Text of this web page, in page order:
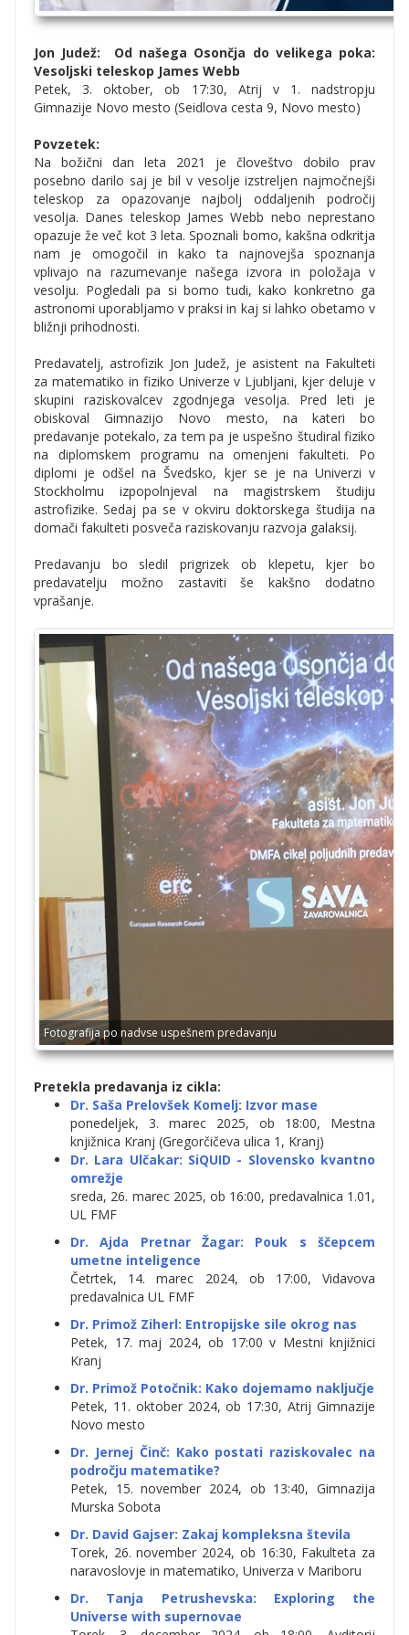
Jon Judež: Od našega Osončja do velikega poka:
Vesoljski teleskop James Webb
Petek, 3. oktober, ob 17:30, Atrij v 1. nadstropju
Gimnazije Novo mesto (Seidlova cesta 9, Novo mesto)
Povzetek:
Na božični dan leta 2021 je človeštvo dobilo prav
posebno darilo saj je bil v vesolje izstreljen najmočnejši
teleskop za opazovanje najbolj oddaljenih področij
vesolja. Danes teleskop James Webb nebo neprestano
opazuje že več kot 3 leta. Spoznali bomo, kakšna odkritja
nam je omogočil in kako ta najnovejša spoznanja
vplivajo na razumevanje našega izvora in položaja v
vesolju. Pogledali pa si bomo tudi, kako konkretno ga
astronomi uporabljamo v praksi in kaj si lahko obetamo v
bližnji prihodnosti.
Predavatelj, astrofizik Jon Judež, je asistent na Fakulteti
za matematiko in fiziko Univerze v Ljubljani, kjer deluje v
skupini raziskovalcev zgodnjega vesolja. Pred leti je
obiskoval Gimnazijo Novo mesto, na kateri bo
predavanje potekalo, za tem pa je uspešno študiral fiziko
na diplomskem programu na omenjeni fakulteti. Po
diplomi je odšel na Švedsko, kjer se je na Univerzi v
Stockholmu izpopolnjeval na magistrskem študiju
astrofizike. Sedaj pa se v okviru doktorskega študija na
domači fakulteti posveča raziskovanju razvoja galaksij.
Predavanju bo sledil prigrizek ob klepetu, kjer bo
predavatelju možno zastaviti še kakšno dodatno
vprašanje.
Fotografija po nadvse uspešnem predavanju
Pretekla predavanja iz cikla:
Dr. Saša Prelovšek Komelj: Izvor mase
ponedeljek, 3. marec 2025, ob 18:00, Mestna
knjižnica Kranj (Gregorčičeva ulica 1, Kranj)
Dr. Lara Ulčakar: SiQUID - Slovensko kvantno
omrežje
sreda, 26. marec 2025, ob 16:00, predavalnica 1.01,
UL FMF
Dr. Ajda Pretnar Žagar: Pouk s ščepcem
umetne inteligence
Četrtek, 14. marec 2024, ob 17:00, Vidavova
predavalnica UL FMF
Dr. Primož Ziherl: Entropijske sile okrog nas
Petek, 17. maj 2024, ob 17:00 v Mestni knjižnici
Kranj
Dr. Primož Potočnik: Kako dojemamo naključje
Petek, 11. oktober 2024, ob 17:30, Atrij Gimnazije
Novo mesto
Dr. Jernej Činč: Kako postati raziskovalec na
področju matematike?
Petek, 15. november 2024, ob 13:40, Gimnazija
Murska Sobota
Dr. David Gajser: Zakaj kompleksna števila
Torek, 26. november 2024, ob 16:30, Fakulteta za
naravoslovje in matematiko, Univerza v Mariboru
Dr. Tanja Petrushevska: Exploring the
Universe with supernovae